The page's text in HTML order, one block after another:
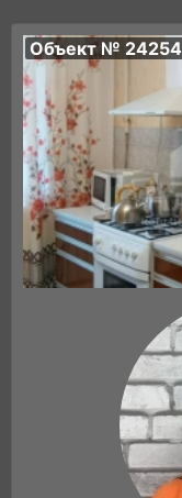
Объект № 24254